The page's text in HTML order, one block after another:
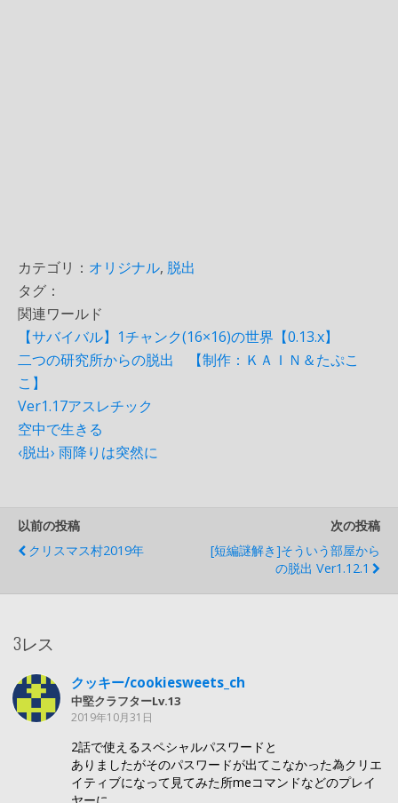
カテゴリ： オリジナル, 脱出
タグ：
関連ワールド
【サバイバル】1チャンク(16×16)の世界【0.13.x】
二つの研究所からの脱出 【制作：ＫＡＩＮ＆たぷこ
こ】
Ver1.17アスレチック
空中で生きる
‹脱出› 雨降りは突然に
以前の投稿
クリスマス村2019年
次の投稿
[短編謎解き]そういう部屋から
の脱出 Ver1.12.1
3レス
クッキー/cookiesweets_ch
中堅クラフターLv.13
2019年10月31日
2話で使えるスペシャルパスワードと
ありましたがそのパスワードが出てこなかった為クリエ
イティブになって見てみた所meコマンドなどのプレイ